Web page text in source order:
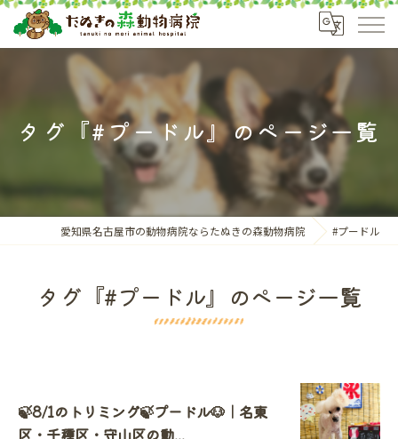
タグ『#プードル』のページ一覧
愛知県名古屋市の動物病院ならたぬきの森動物病院 #プードル
タグ『#プードル』のページ一覧
🍃8/1のトリミング🍃プードル🐶｜名東
区・千種区・守山区の動...